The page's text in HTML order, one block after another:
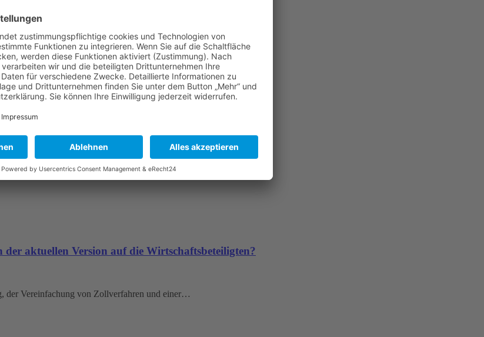
aktuellen Version auf die Wirtschaftsbeteiligten?
der Vereinfachung von Zollverfahren und einer…